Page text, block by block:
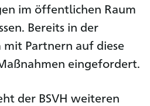
im öffentlichen Raum
Bereits in der
mit Partnern auf diese
eingefordert.
der BSVH weiteren